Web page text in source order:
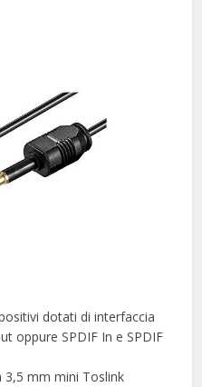
dotati di interfaccia
oppure SPDIF In e SPDIF
3,5 mm mini Toslink